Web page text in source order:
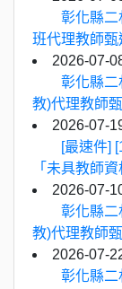
彰化縣二
班代理教師甄
2026-07-
彰化縣
教)代理教師
2026-07-
[最速件]
「未具教師
2026-07-
彰化縣
教)代理教師
2026-07-
彰化縣